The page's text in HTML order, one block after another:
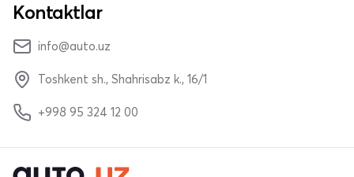
Kontaktlar
info@auto.uz
Toshkent sh., Shahrisabz k., 16/1
+998 95 324 12 00